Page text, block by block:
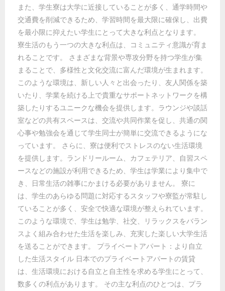
また、学生寮は大学に近接していることが多く、通学時間や
交通費を削減できるため、学習時間を最大限に確保し、出費
を最小限に抑えたい学生にとって大きな利点となります。
寮生活のもう一つの大きな利点は、コミュニティ意識が育ま
れることです。 さまざまな背景や専攻分野を持つ学生が集
まることで、多様性と文化交流に富んだ環境が生まれます。
このような環境は、新しい人々と出会ったり、友人関係を築
いたり、学業を続ける上で貴重なサポートネットワークを構
築したりするユニークな機会を提供します。ラウンジや談話
室などの共有スペースは、交流や共同作業を促し、共通の関
心事や勉強会を通じて学生同士が簡単に交流できるようにな
っています。 さらに、寮は便利でストレスのない生活環境
を提供します。ランドリールーム、カフェテリア、自習スペ
ースなどの施設が利用できるため、学生は学業により集中で
き、日常生活の雑事にかまける必要がありません。 寮に
は、学生のあらゆる問題に対応するスタッフや寮監が常駐し
ていることが多く、安全で快適な環境が整えられています。
このような環境で、学生は勉学、社交、リラックスをバラン
スよく組み合わせた生活を楽しみ、充実した楽しい大学生活
を送ることができます。 プライベートアパート：より自立
した生活スタイル 日本でのプライベートアパートの賃貸
は、生活環境における自立と自主性を求める学生にとって、
数多くの利点があります。 その主な利点のひとつは、プラ